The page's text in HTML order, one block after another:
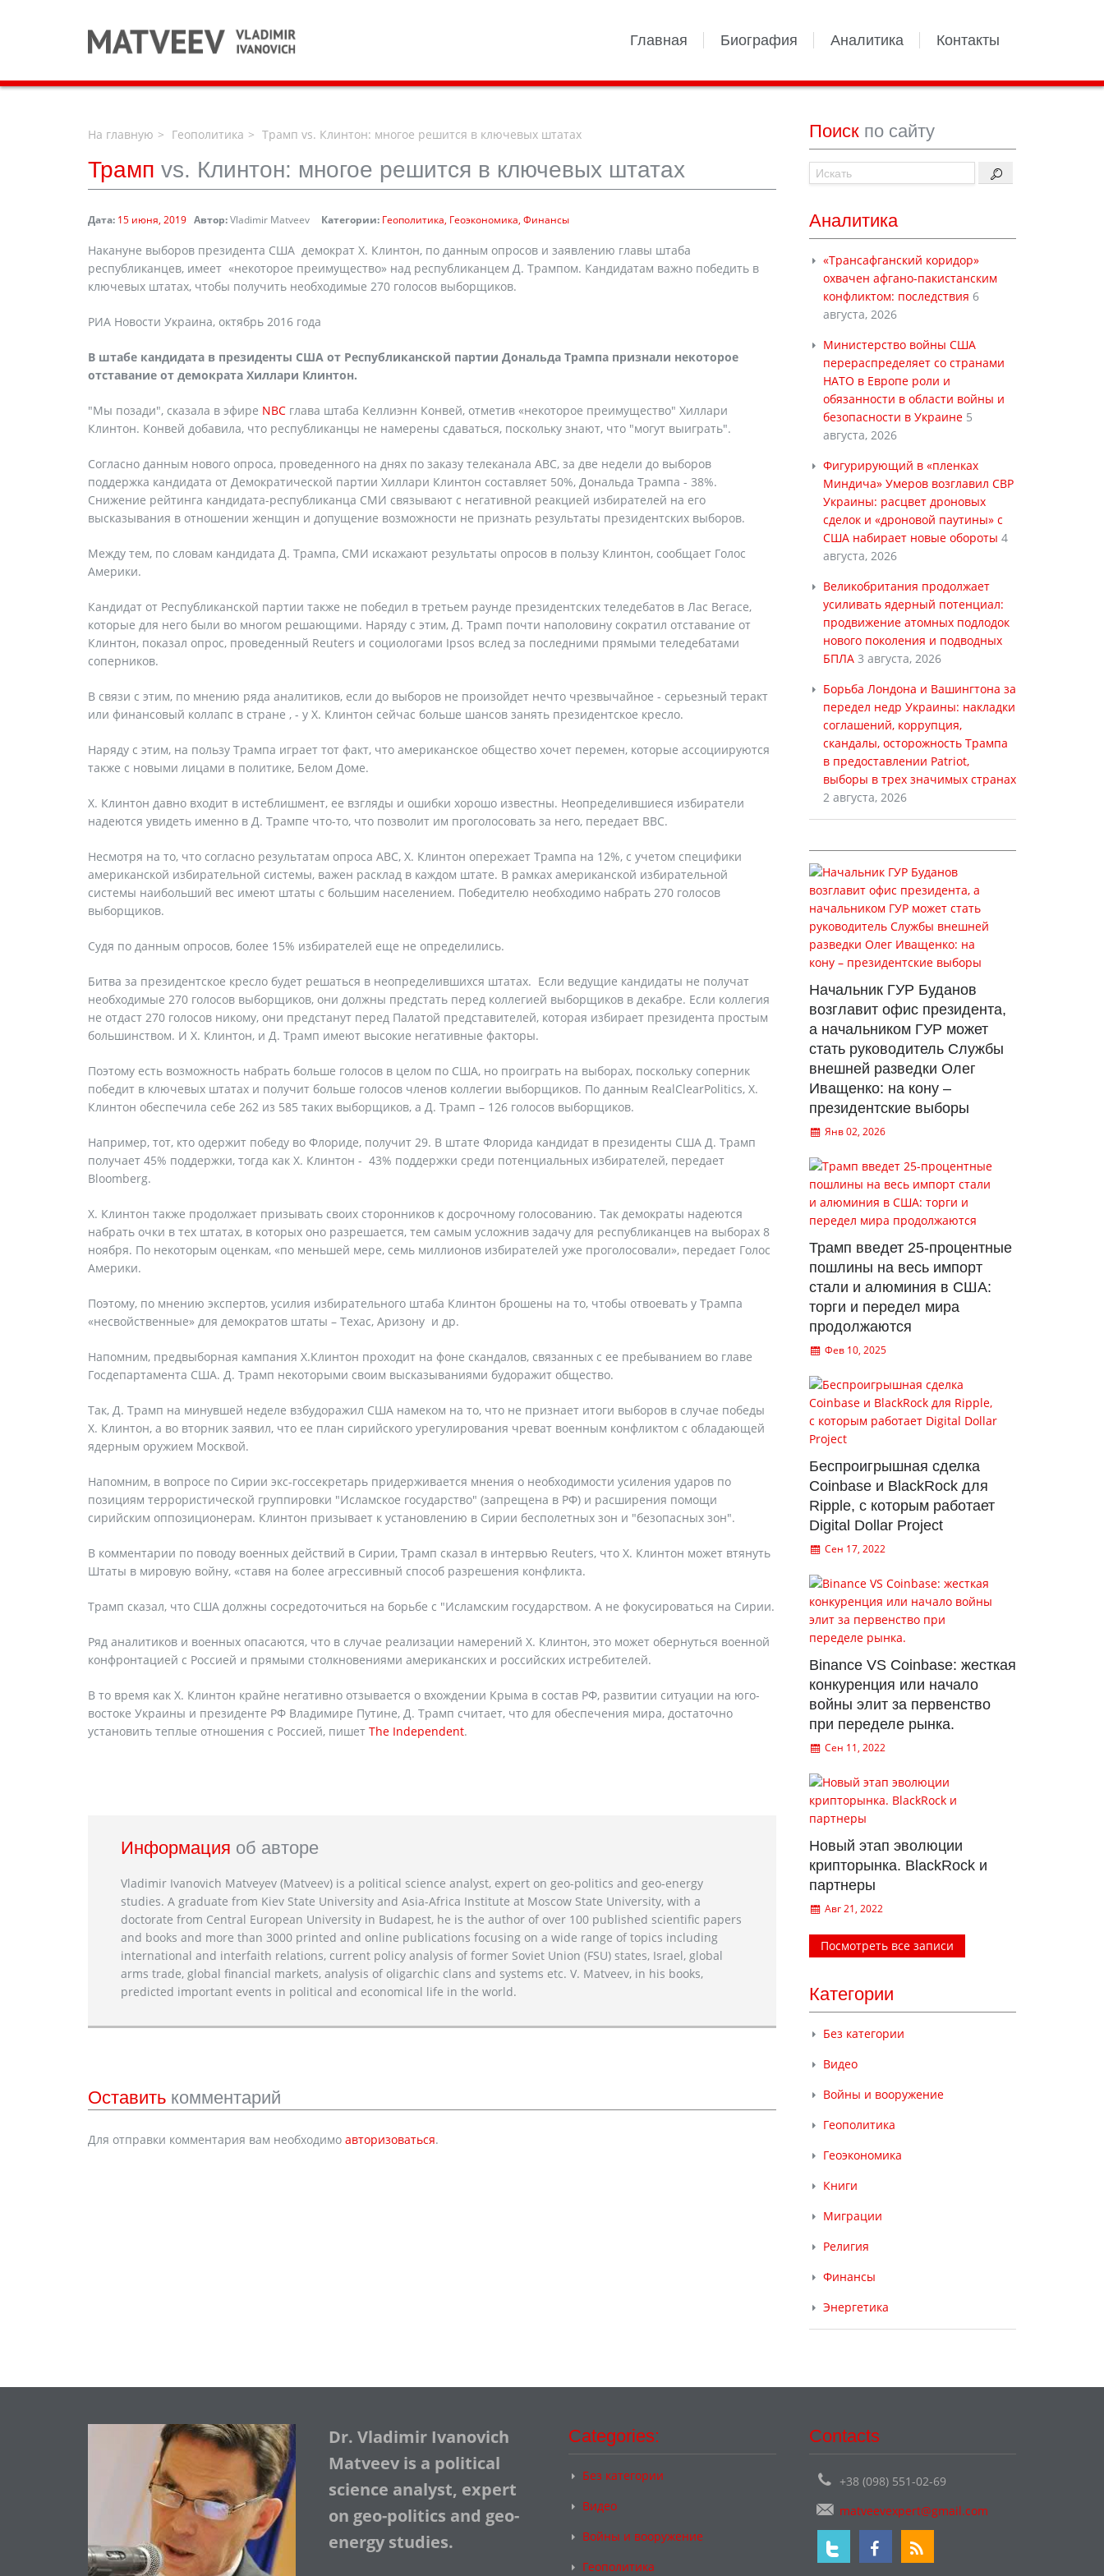
Главная Биография Аналитика Контакты
На главную Геополитика Трамп vs. Клинтон: многое решится в ключевых штатах
Трамп vs. Клинтон: многое решится в ключевых штатах
Дата: 15 июня, 2019 Автор:Vladimir Matveev Категории: Геополитика Геоэкономика Финансы
Накануне выборов президента США демократ Х. Клинтон, по данным опросов и заявлению главы штаба
республиканцев, имеет «некоторое преимущество» над республиканцем Д. Трампом. Кандидатам важно победить в
ключевых штатах, чтобы получить необходимые 270 голосов выборщиков.
РИА Новости Украина, октябрь 2016 года
В штабе кандидата в президенты США от Республиканской партии Дональда Трампа признали некоторое
отставание от демократа Хиллари Клинтон.
"Мы позади", сказала в эфире NBC глава штаба Келлиэнн Конвей, отметив «некоторое преимущество" Хиллари
Клинтон. Конвей добавила, что республиканцы не намерены сдаваться, поскольку знают, что "могут выиграть".
Согласно данным нового опроса, проведенного на днях по заказу телеканала АВС, за две недели до выборов
поддержка кандидата от Демократической партии Хиллари Клинтон составляет 50%, Дональда Трампа - 38%.
Снижение рейтинга кандидата-республиканца СМИ связывают с негативной реакцией избирателей на его
высказывания в отношении женщин и допущение возможности не признать результаты президентских выборов.
Между тем, по словам кандидата Д. Трампа, СМИ искажают результаты опросов в пользу Клинтон, сообщает Голос
Америки.
Кандидат от Республиканской партии также не победил в третьем раунде президентских теледебатов в Лас Вегасе,
которые для него были во многом решающими. Наряду с этим, Д. Трамп почти наполовину сократил отставание от
Клинтон, показал опрос, проведенный Reuters и социологами Ipsos вслед за последними прямыми теледебатами
соперников.
В связи с этим, по мнению ряда аналитиков, если до выборов не произойдет нечто чрезвычайное - серьезный теракт
или финансовый коллапс в стране , - у Х. Клинтон сейчас больше шансов занять президентское кресло.
Наряду с этим, на пользу Трампа играет тот факт, что американское общество хочет перемен, которые ассоциируются
также с новыми лицами в политике, Белом Доме.
Х. Клинтон давно входит в истеблишмент, ее взгляды и ошибки хорошо известны. Неопределившиеся избиратели
надеются увидеть именно в Д. Трампе что-то, что позволит им проголосовать за него, передает ВВС.
Несмотря на то, что согласно результатам опроса АВС, Х. Клинтон опережает Трампа на 12%, с учетом специфики
американской избирательной системы, важен расклад в каждом штате. В рамках американской избирательной
системы наибольший вес имеют штаты с большим населением. Победителю необходимо набрать 270 голосов
выборщиков.
Судя по данным опросов, более 15% избирателей еще не определились.
Битва за президентское кресло будет решаться в неопределившихся штатах. Если ведущие кандидаты не получат
необходимые 270 голосов выборщиков, они должны предстать перед коллегией выборщиков в декабре. Если коллегия
не отдаст 270 голосов никому, они предстанут перед Палатой представителей, которая избирает президента простым
большинством. И Х. Клинтон, и Д. Трамп имеют высокие негативные факторы.
Поэтому есть возможность набрать больше голосов в целом по США, но проиграть на выборах, поскольку соперник
победит в ключевых штатах и получит больше голосов членов коллегии выборщиков. По данным RealClearPolitics, Х.
Клинтон обеспечила себе 262 из 585 таких выборщиков, а Д. Трамп – 126 голосов выборщиков.
Например, тот, кто одержит победу во Флориде, получит 29. В штате Флорида кандидат в президенты США Д. Трамп
получает 45% поддержки, тогда как Х. Клинтон - 43% поддержки среди потенциальных избирателей, передает
Bloomberg.
Х. Клинтон также продолжает призывать своих сторонников к досрочному голосованию. Так демократы надеются
набрать очки в тех штатах, в которых оно разрешается, тем самым усложнив задачу для республиканцев на выборах 8
ноября. По некоторым оценкам, «по меньшей мере, семь миллионов избирателей уже проголосовали», передает Голос
Америки.
Поэтому, по мнению экспертов, усилия избирательного штаба Клинтон брошены на то, чтобы отвоевать у Трампа
«несвойственные» для демократов штаты – Техас, Аризону и др.
Напомним, предвыборная кампания Х.Клинтон проходит на фоне скандалов, связанных с ее пребыванием во главе
Госдепартамента США. Д. Трамп некоторыми своим высказываниями будоражит общество.
Так, Д. Трамп на минувшей неделе взбудоражил США намеком на то, что не признает итоги выборов в случае победы
Х. Клинтон, а во вторник заявил, что ее план сирийского урегулирования чреват военным конфликтом с обладающей
ядерным оружием Москвой.
Напомним, в вопросе по Сирии экс-госсекретарь придерживается мнения о необходимости усиления ударов по
позициям террористической группировки "Исламское государство" (запрещена в РФ) и расширения помощи
сирийским оппозиционерам. Клинтон призывает к установлению в Сирии бесполетных зон и "безопасных зон".
В комментарии по поводу военных действий в Сирии, Трамп сказал в интервью Reuters, что Х. Клинтон может втянуть
Штаты в мировую войну, «ставя на более агрессивный способ разрешения конфликта.
Трамп сказал, что США должны сосредоточиться на борьбе с "Исламским государством. А не фокусироваться на Сирии.
Ряд аналитиков и военных опасаются, что в случае реализации намерений Х. Клинтон, это может обернуться военной
конфронтацией с Россией и прямыми столкновениями американских и российских истребителей.
В то время как Х. Клинтон крайне негативно отзывается о вхождении Крыма в состав РФ, развитии ситуации на юго-
востоке Украины и президенте РФ Владимире Путине, Д. Трамп считает, что для обеспечения мира, достаточно
установить теплые отношения с Россией, пишет The Independent.
Информация об авторе
Vladimir Ivanovich Matveyev (Matveev) is a political science analyst, expert on geo-politics and geo-energy
studies. A graduate from Kiev State University and Asia-Africa Institute at Moscow State University, with a
doctorate from Central European University in Budapest, he is the author of over 100 published scientific papers
and books and more than 3000 printed and online publications focusing on a wide range of topics including
international and interfaith relations, current policy analysis of former Soviet Union (FSU) states, Israel, global
arms trade, global financial markets, analysis of oligarchic clans and systems etc. V. Matveev, in his books,
predicted important events in political and economical life in the world.
Оставить комментарий
Для отправки комментария вам необходимо авторизоваться.
Поиск по сайту
Аналитика
«Трансафганский коридор»
охвачен афгано-пакистанским
конфликтом: последствия 6
августа, 2026
Министерство войны США
перераспределяет со странами
НАТО в Европе роли и
обязанности в области войны и
безопасности в Украине 5
августа, 2026
Фигурирующий в «пленках
Миндича» Умеров возглавил СВР
Украины: расцвет дроновых
сделок и «дроновой паутины» с
США набирает новые обороты 4
августа, 2026
Великобритания продолжает
усиливать ядерный потенциал:
продвижение атомных подлодок
нового поколения и подводных
БПЛА 3 августа, 2026
Борьба Лондона и Вашингтона за
передел недр Украины: накладки
соглашений, коррупция,
скандалы, осторожность Трампа
в предоставлении Patriot,
выборы в трех значимых странах
2 августа, 2026
Начальник ГУР Буданов
возглавит офис президента,
а начальником ГУР может
стать руководитель Службы
внешней разведки Олег
Иващенко: на кону –
президентские выборы
Янв 02, 2026
Трамп введет 25-процентные
пошлины на весь импорт
стали и алюминия в США:
торги и передел мира
продолжаются
Фев 10, 2025
Беспроигрышная сделка
Coinbase и BlackRock для
Ripple, с которым работает
Digital Dollar Project
Сен 17, 2022
Binance VS Coinbase: жесткая
конкуренция или начало
войны элит за первенство
при переделе рынка.
Сен 11, 2022
Новый этап эволюции
крипторынка. BlackRock и
партнеры
Авг 21, 2022
Посмотреть все записи
Категории
Без категории
Видео
Войны и вооружение
Геополитика
Геоэкономика
Книги
Миграции
Религия
Финансы
Энергетика
Dr. Vladimir Ivanovich
Matveev is a political
science analyst, expert
on geo-politics and geo-
energy studies.
Categories:
Без категории
Видео
Войны и вооружение
Геополитика
Contacts
+38 (098) 551-02-69
matveevexpert@gmail.com